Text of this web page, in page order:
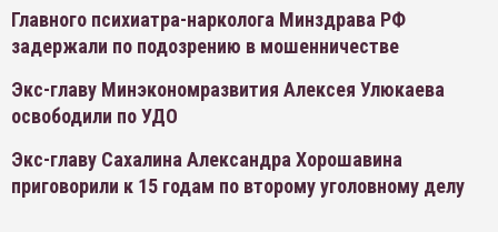
Главного психиатра-нарколога Минздрава РФ
задержали по подозрению в мошенничестве
Экс-главу Минэкономразвития Алексея Улюкаева
освободили по УДО
Экс-главу Сахалина Александра Хорошавина
приговорили к 15 годам по второму уголовному делу